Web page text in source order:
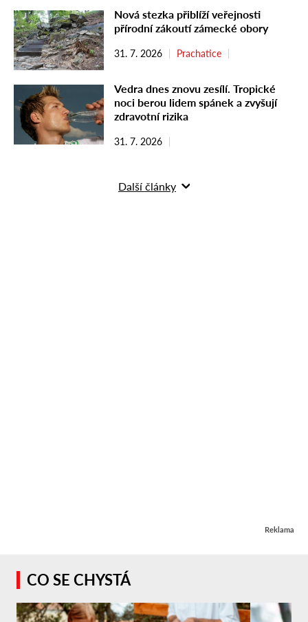
Nová stezka přiblíží veřejnosti
přírodní zákoutí zámecké obory
31. 7. 2026 Prachatice
Vedra dnes znovu zesílí. Tropické
noci berou lidem spánek a zvyšují
zdravotní rizika
31. 7. 2026
Další články
Reklama
CO SE CHYSTÁ